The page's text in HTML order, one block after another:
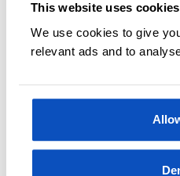
This website uses cookies
We use cookies to give
relevant ads and to
tro på.
Mulegutten
lenge